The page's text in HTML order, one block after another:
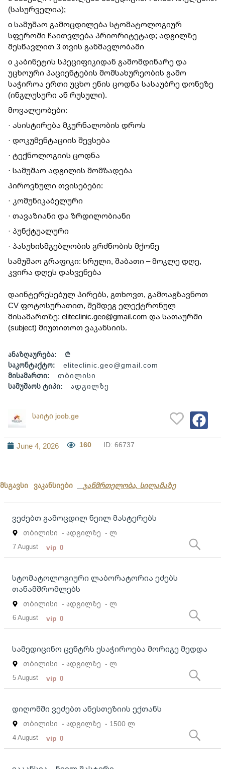
(სასურველია);
o სამუშაო გამოცდილება სტომატოლოგიურ
სფეროში ჩაითვლება პრიორიტეტად; ადგილზე
შესწავლით 3 თვის განმავლობაში
o კაბინეტის სპეციფიკიდან გამომდინარე და
უცხოური პაციენტების მომსახურეობის გამო
საჭიროა ერთი უცხო ენის ცოდნა სასაუბრე დონეზე
(ინგლუსური ან რუსული).
მოვალეობები:
· ასისტირება მკურნალობის დროს
· დოკუმენტაციის შევსება
· ტექნოლოგიის ცოდნა
· სამუშაო ადგილის მომზადება
პიროვნული თვისებები:
· კომუნიკაბელური
· თავაზიანი და ზრდილობიანი
· პუნქტუალური
· პასუხისმგებლობის გრძნობის მქონე
სამუშაო გრაფიკი: სრული, შაბათი – მოკლე დღე,
კვირა დღეს დასვენება
დაინტერესებულ პირებს, გთხოვთ, გამოაგზავნოთ
CV ფოტოსურათით, შემდეგ ელექტრონულ
მისამართზე: eliteclinic.geo@gmail.com და სათაურში
(subject) მიუთითოთ ვაკანსიის.
ანაზღაურება:
₾
საკონტაქტო:
eliteclinic.geo@gmail.com
მისამართი:
თბილისი
სამუშაოს ტიპი:
ადგილზე
საიტი joob.ge
June 4, 2026 160 ID: 66737
მსგავსი ვაკანსიები ჯანმრთელობა, სილამაზე
ვეძებთ გამოცდილ ნეილ მასტერებს
თბილისი - ადგილზე - ლ
7 August vip 0
სტომატოლოგიური ლაბორატორია ეძებს
თანამშრომლებს
თბილისი - ადგილზე - ლ
6 August vip 0
სამედიცინო ცენტრს ესაჭიროება მორიგე მედდა
თბილისი - ადგილზე - ლ
5 August vip 0
დიღომში ვეძებთ ანესთეზიის ექთანს
თბილისი - ადგილზე - 1500 ლ
4 August vip 0